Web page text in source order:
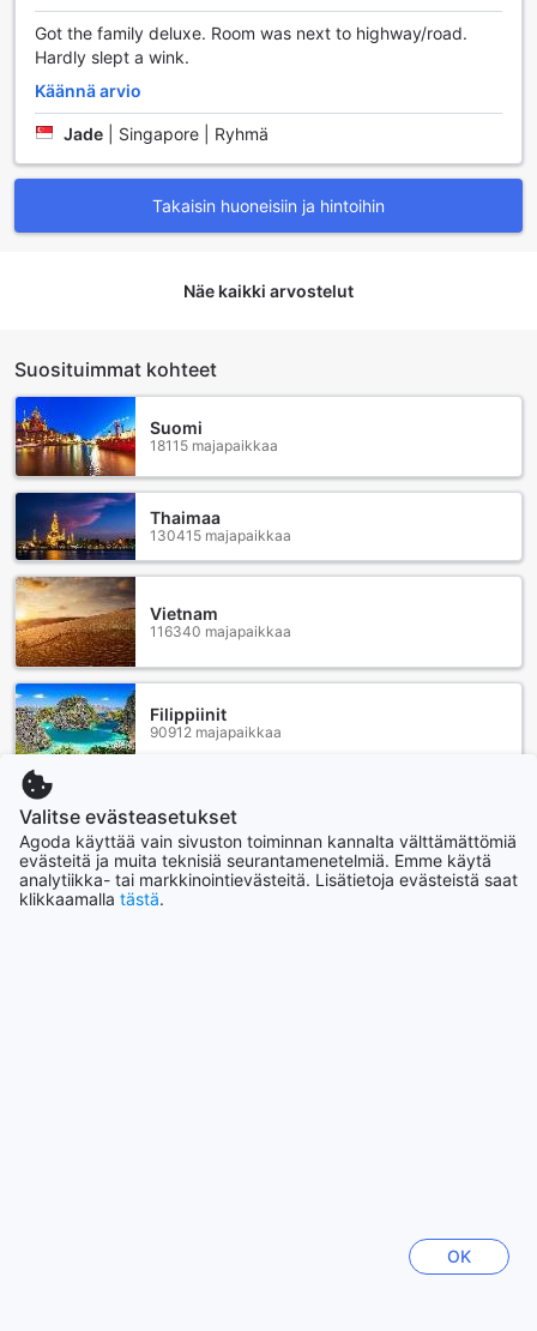
Got the family deluxe. Room was next to highway/road.
Hardly slept a wink.
Käännä arvio
Jade Singapore | Ryhmä
Takaisin huoneisiin ja hintoihin
Näe kaikki arvostelut
Suosituimmat kohteet
Suomi
18115 majapaikkaa
Thaimaa
130415 majapaikkaa
Vietnam
116340 majapaikkaa
Filippiinit
90912 majapaikkaa
Indonesia
172397 majapaikkaa
Valitse evästeasetukset
Agoda käyttää vain sivuston toiminnan kannalta välttämättömiä
evästeitä ja muita teknisiä seurantamenetelmiä. Emme käytä
analytiikka- tai markkinointievästeitä. Lisätietoja evästeistä saat
klikkaamalla tästä.
OK